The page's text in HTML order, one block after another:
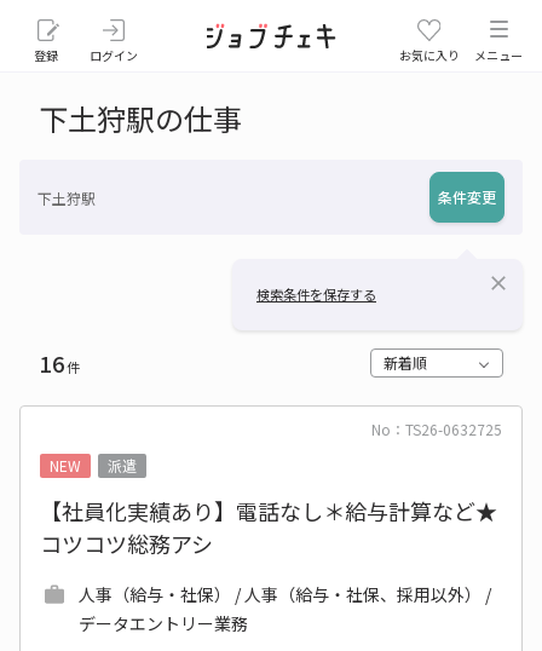
登録 ログイン お気に入り メニュー
下土狩駅の仕事
下土狩駅 条件変更
検索条件を保存する close
16件 新着順
No：TS26-0632725
NEW
派遣
【社員化実績あり】電話なし＊給与計算など★
コツコツ総務アシ
人事（給与・社保） / 人事（給与・社保、採用以外） /
データエントリー業務